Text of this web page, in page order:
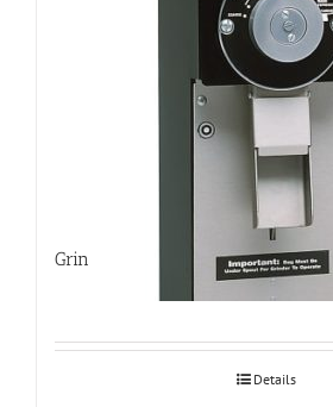
Grindmaster 875E
Details